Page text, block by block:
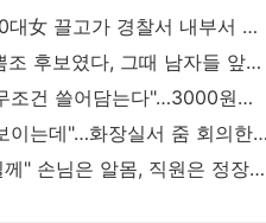
"경찰관이 20대女 끌고가 경찰서 내부서 성폭행"…직원 78명 직무정지까지, 파키스탄에 무슨 일이
"11살 때 기쁨조 후보였다, 그때 남자들 앞에서…" 탈북민 주장 충격
"한국 오면 무조건 쓸어담는다"…3000원짜리 뭐길래, 외국인 꼭 쟁여 간다는 가방
"빨랫감 다 보이는데"…화장실서 줌 회의한 뉴질랜드 시의원 "문제없다"
"수건은 드릴께" 손님은 알몸, 직원은 정장…美 식당이 꺼낸 '파격 생존법'